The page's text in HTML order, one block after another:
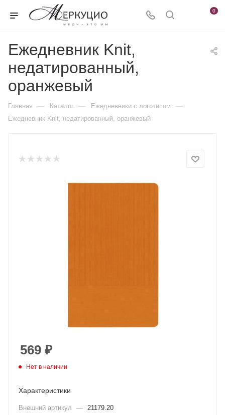
0
Ежедневник Knit,
недатированный,
оранжевый
Главная — Каталог — Ежедневники c логотипом —
Ежедневник Knit, недатированный, оранжевый
569 ₽
Нет в наличии
Характеристики
Внешний артикул —
21179.20